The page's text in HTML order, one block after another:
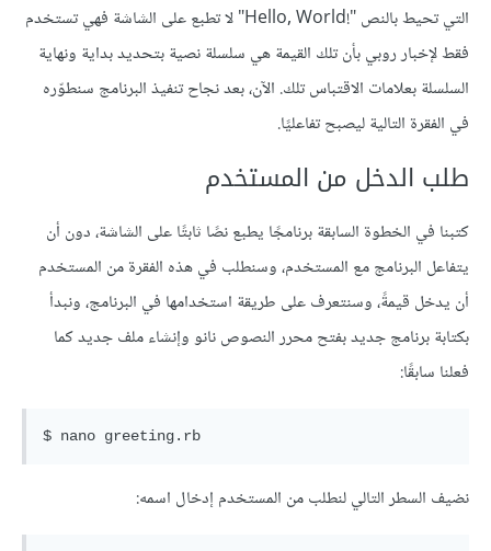
التي تحيط بالنص "!Hello, World" لا تطبع على الشاشة فهي تستخدم
فقط لإخبار روبي بأن تلك القيمة هي سلسلة نصية بتحديد بداية ونهاية
السلسلة بعلامات الاقتباس تلك. الآن، بعد نجاح تنفيذ البرنامج سنطوّره
في الفقرة التالية ليصبح تفاعليًا.
طلب الدخل من المستخدم
كتبنا في الخطوة السابقة برنامجًا يطبع نصًا ثابتًا على الشاشة، دون أن
يتفاعل البرنامج مع المستخدم، وسنطلب في هذه الفقرة من المستخدم
أن يدخل قيمةً، وسنتعرف على طريقة استخدامها في البرنامج، ونبدأ
بكتابة برنامج جديد بفتح محرر النصوص نانو وإنشاء ملف جديد كما
فعلنا سابقًا:
نضيف السطر التالي لنطلب من المستخدم إدخال اسمه: